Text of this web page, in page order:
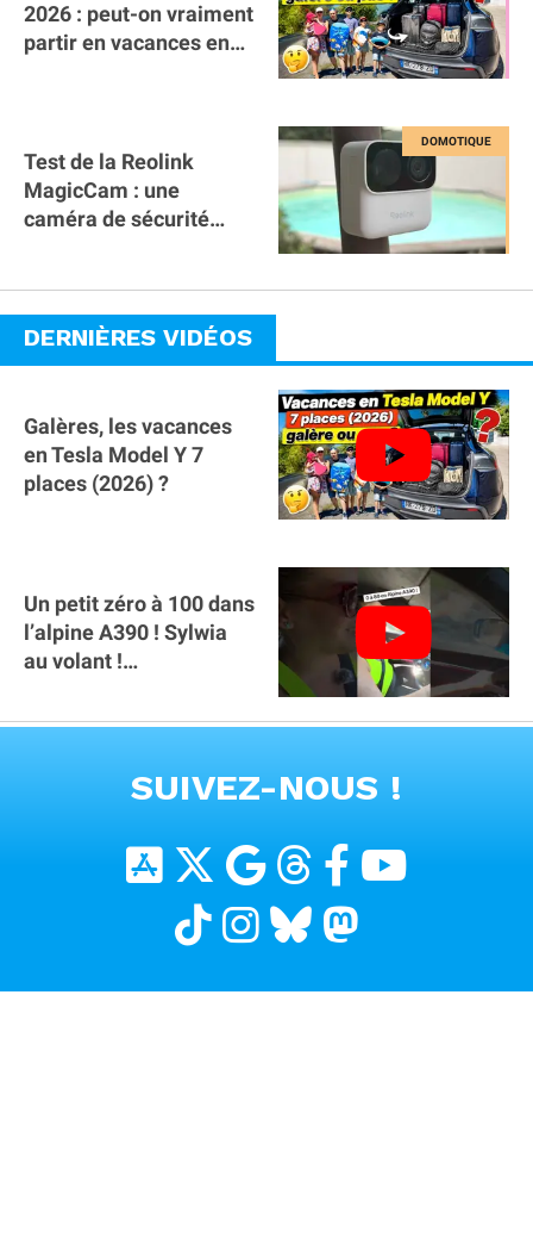
2026 : peut-on vraiment
partir en vacances en
Test de la Reolink
MagicCam : une
caméra de sécurité
DERNIÈRES VIDÉOS
Galères, les vacances
en Tesla Model Y 7
places (2026) ?
Un petit zéro à 100 dans
l’alpine A390 ￼! Sylwia
au volant !
#alpine #a390
SUIVEZ-NOUS !